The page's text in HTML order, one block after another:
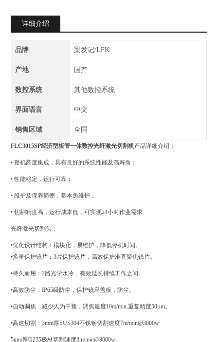
详细介绍
品牌 梁发记/LFK
产地 国产
数控系统 其他数控系统
界面语言 中文
销售区域 全国
FLC3015SP经济型板管一体数控光纤激光切割机产品详细介绍：
• 整机高度集成，具有良好的系统性能及高寿命；
• 性能稳定，运行可靠；
• 维护及保养简便，基本免维护；
• 切割精度高，运行成本低，可实现24小时作业需求
光纤激光切割头：
•优化设计结构：模块化，易维护，降低停机时间。
•多重保护镜片：3片保护镜片，高效保护准直聚焦镜片。
•持久耐用：2路光学水冷，有效延长持续工作之间。
•高效防尘：IP65级防尘，保护镜座盖板，防尘。
•自动调焦：减少人为干预，调焦速度10m/min,重复精度50µm。
•高速切割：3mm厚SUS304不锈钢切割速度7m/min@3000w
5mm厚Q235极材切割速度3m/min@3000w。